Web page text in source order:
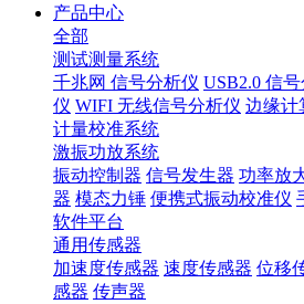
产品中心
全部
测试测量系统
千兆网 信号分析仪 USB2.0 信
仪 WIFI 无线信号分析仪 边缘计
计量校准系统
激振功放系统
振动控制器 信号发生器 功率放
器 模态力锤 便携式振动校准仪
软件平台
通用传感器
加速度传感器 速度传感器 位移
感器 传声器